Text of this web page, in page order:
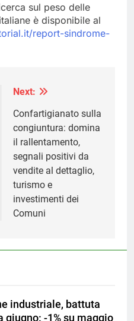
sul peso delle
è disponibile al
report-sindrome-
Next:
Confartigianato sulla
congiuntura: domina
il rallentamento,
segnali positivi da
vendite al dettaglio,
turismo e
investimenti dei
Comuni
industriale, battuta
giugno: -1% su maggio